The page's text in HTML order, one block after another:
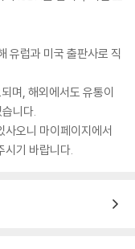
유럽과 미국 출판사로 직
며, 해외에서도 유통이
니다.
사오니 마이페이지에서
시기 바랍니다.